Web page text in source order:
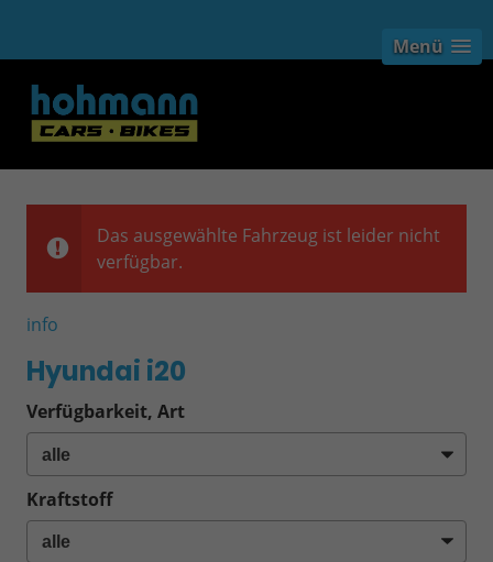
Menü
Das ausgewählte Fahrzeug ist leider nicht
verfügbar.
info
Hyundai i20
Verfügbarkeit, Art
Kraftstoff